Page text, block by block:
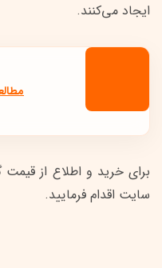
ایجاد می‌کنند.
برای خرید و اطلاع از
سایت اقدام فرمایید.